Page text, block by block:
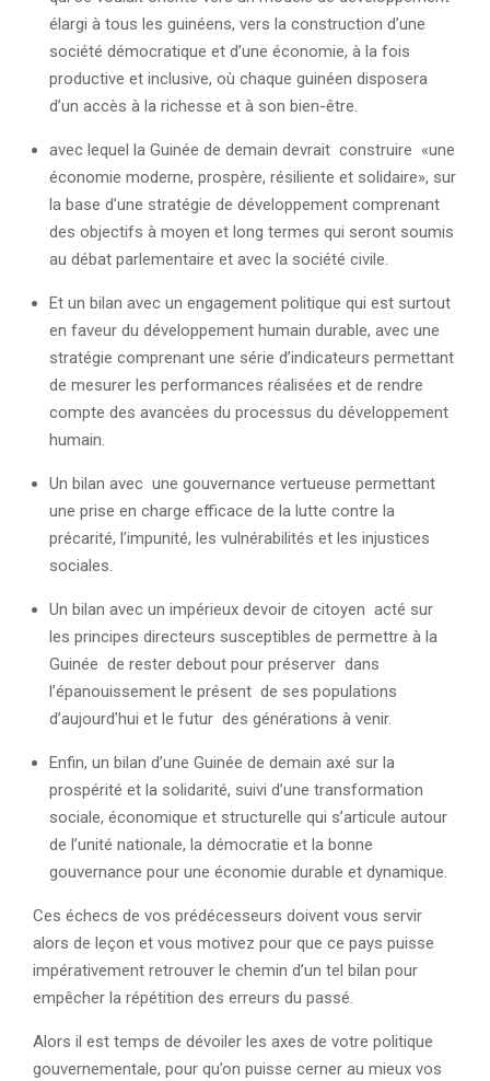
élargi à tous les guinéens, vers la construction d’une
société démocratique et d’une économie, à la fois
productive et inclusive, où chaque guinéen disposera
d’un accès à la richesse et à son bien-être.
avec lequel la Guinée de demain devrait construire «une
économie moderne, prospère, résiliente et solidaire», sur
la base d’une stratégie de développement comprenant
des objectifs à moyen et long termes qui seront soumis
au débat parlementaire et avec la société civile.
Et un bilan avec un engagement politique qui est surtout
en faveur du développement humain durable, avec une
stratégie comprenant une série d’indicateurs permettant
de mesurer les performances réalisées et de rendre
compte des avancées du processus du développement
humain.
Un bilan avec une gouvernance vertueuse permettant
une prise en charge efficace de la lutte contre la
précarité, l’impunité, les vulnérabilités et les injustices
sociales.
Un bilan avec un impérieux devoir de citoyen acté sur
les principes directeurs susceptibles de permettre à la
Guinée de rester debout pour préserver dans
l’épanouissement le présent de ses populations
d’aujourd’hui et le futur des générations à venir.
Enfin, un bilan d’une Guinée de demain axé sur la
prospérité et la solidarité, suivi d’une transformation
sociale, économique et structurelle qui s’articule autour
de l’unité nationale, la démocratie et la bonne
gouvernance pour une économie durable et dynamique.
Ces échecs de vos prédécesseurs doivent vous servir
alors de leçon et vous motivez pour que ce pays puisse
impérativement retrouver le chemin d’un tel bilan pour
empêcher la répétition des erreurs du passé.
Alors il est temps de dévoiler les axes de votre politique
gouvernementale, pour qu’on puisse cerner au mieux vos